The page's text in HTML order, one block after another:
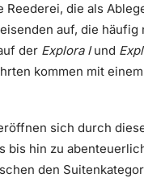
Reederei, die als
auf, die
der Explora Iund
kommen mit einem
sich durch
bis hin zu
den